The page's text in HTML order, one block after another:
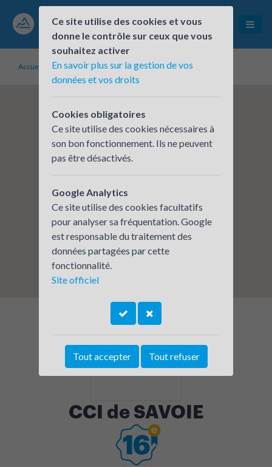
Accueil Établissements inscrits CCI de SAVOIE
CCI de SAVOIE
Ce site utilise des cookies et vous
donne le contrôle sur ceux que vous
souhaitez activer
En savoir plus sur la gestion de vos
données et vos droits
Cookies obligatoires
Ce site utilise des cookies nécessaires à
son bon fonctionnement. Ils ne peuvent
pas être désactivés.
Google Analytics
Ce site utilise des cookies facultatifs
pour analyser sa fréquentation. Google
est responsable du traitement des
données partagées par cette
fonctionnalité.
Site officiel
Tout accepter Tout refuser